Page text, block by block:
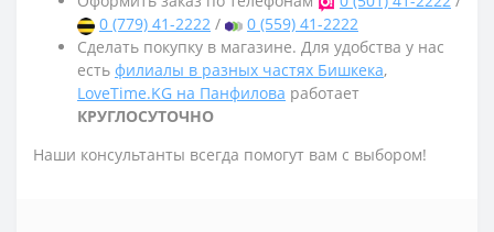
0 (779) 41-2222 /
0 (559) 41-2222
Сделать покупку в магазине. Для удобства у нас
есть филиалы в разных частях Бишкека,
LoveTime.KG на Панфилова работает
КРУГЛОСУТОЧНО
Наши консультанты всегда помогут вам с выбором!